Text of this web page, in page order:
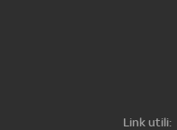
Link utili: